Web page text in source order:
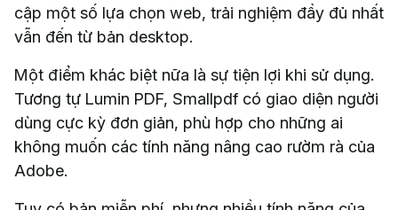
cập một số lựa chọn web, trải nghiệm đầy đủ nhất
vẫn đến từ bản desktop.
Một điểm khác biệt nữa là sự tiện lợi khi sử dụng.
Tương tự Lumin PDF, Smallpdf có giao diện người
dùng cực kỳ đơn giản, phù hợp cho những ai
không muốn các tính năng nâng cao rườm rà của
Adobe.